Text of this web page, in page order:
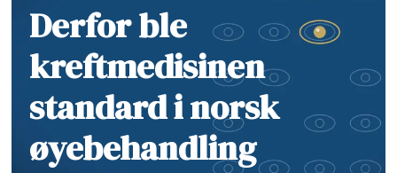
Derfor ble
kreftmedisinen
standard i norsk
øyebehandling